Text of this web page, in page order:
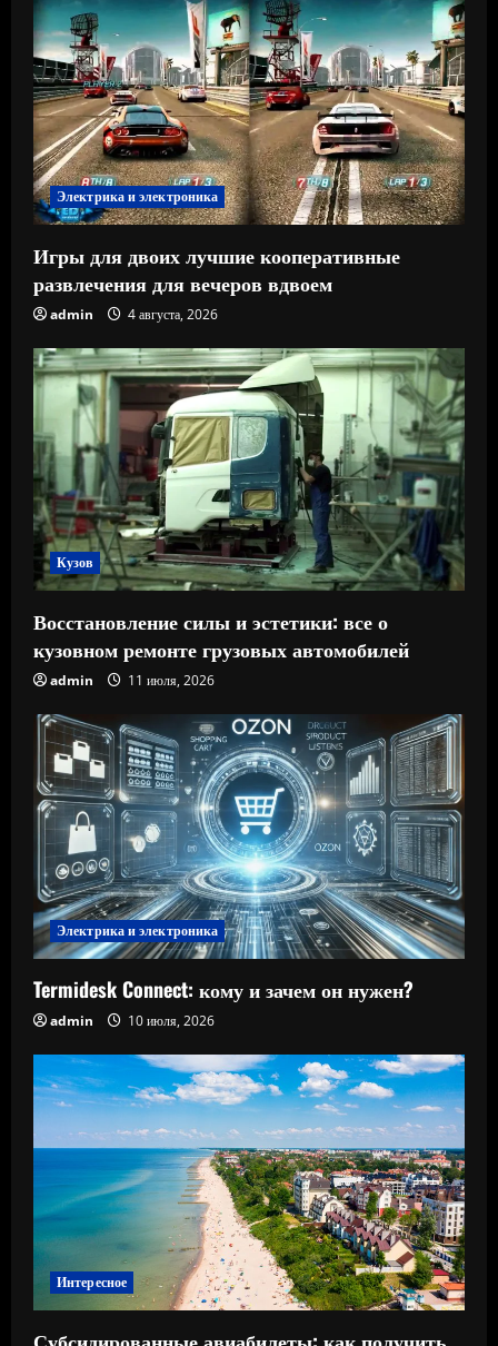
Электрика и электроника
Игры для двоих лучшие кооперативные
развлечения для вечеров вдвоем
admin 4 августа, 2026
Кузов
Восстановление силы и эстетики: все о
кузовном ремонте грузовых автомобилей
admin 11 июля, 2026
Электрика и электроника
Termidesk Connect: кому и зачем он нужен?
admin 10 июля, 2026
Интересное
Субсидированные авиабилеты: как получить